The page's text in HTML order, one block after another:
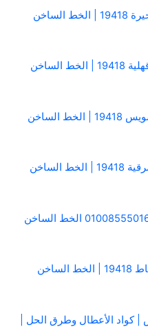
رقم صيانة سيمنس البحيرة 19418 | الخط الساخن
رقم صيانة سيمنس الدقهلية 19418 | الخط الساخن
رقم صيانة سيمنس السويس 19418 | الخط الساخن
رقم صيانة سيمنس الشرقية 19418 | الخط الساخن
صيانة سيمنس الغربية 01008555016 الخط الساخن
رقم صيانة سيمنس دمياط 19418 | الخط الساخن
الأعطال وطرق الحل |